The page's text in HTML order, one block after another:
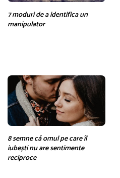
7 moduri de a identifica un
manipulator
8 semne că omul pe care îl
iubești nu are sentimente
reciproce